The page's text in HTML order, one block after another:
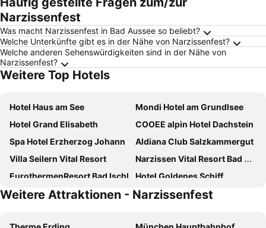
Narzissenfest
Was macht Narzissenfest in Bad Aussee so beliebt?
Welche Unterkünfte gibt es in der Nähe von Narzissenfest?
Welche anderen Sehenswürdigkeiten sind in der Nähe von
Narzissenfest?
Weitere Top Hotels
Hotel Haus am See
Mondi Hotel am Grundlsee
Hotel Grand Elisabeth
COOEE alpin Hotel Dachstein
Spa Hotel Erzherzog Johann
Aldiana Club Salzkammergut
Villa Seilern Vital Resort
Narzissen Vital Resort Bad Aussee
EurothermenResort Bad Ischl
Hotel Goldenes Schiff
Hotel Post
JUFA Hotel Bad Aussee
Weitere Attraktionen - Narzissenfest